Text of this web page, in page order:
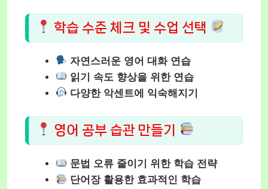
학습 수준 체크 및 수업 선택
자연스러운 영어 대화 연습
읽기 속도 향상을 위한 연습
다양한 악센트에 익숙해지기
영어 공부 습관 만들기
문법 오류 줄이기 위한 학습 전략
단어장 활용한 효과적인 학습